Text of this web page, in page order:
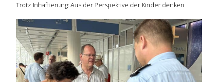
Trotz Inhaftierung: Aus der Perspektive der Kinder denken